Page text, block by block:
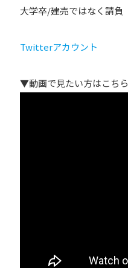
朝活
大学卒/建売ではなく請負
Twitterアカウント
▼動画で見たい方はこち